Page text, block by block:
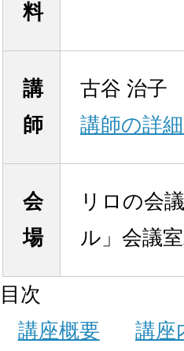
料
講
師
古谷 治子
講師の詳
会
場
リロの会
ル」会議
目次
講座概要
講座